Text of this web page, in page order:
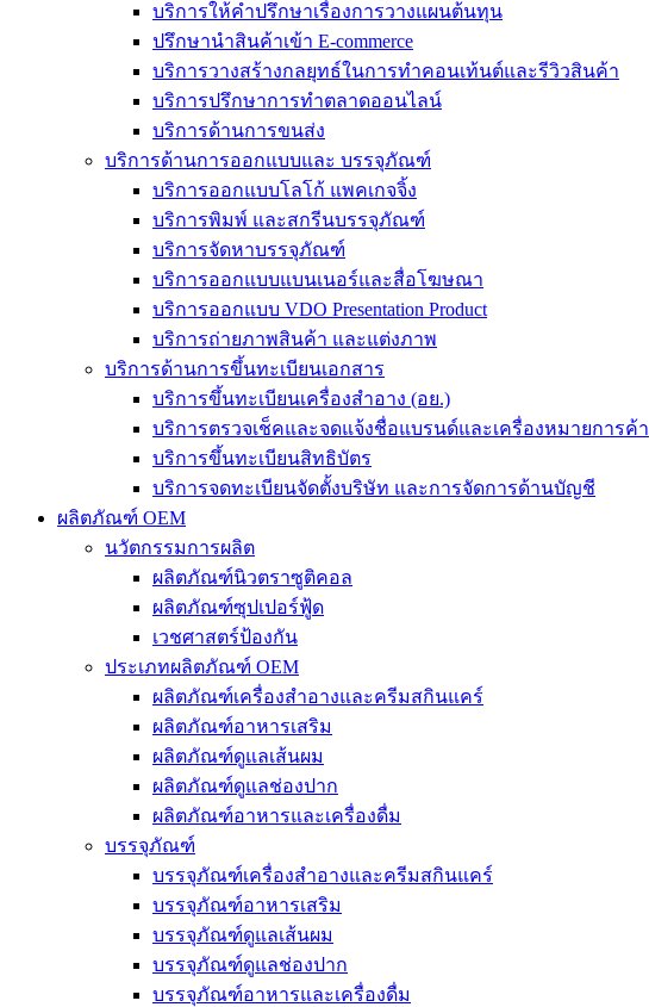
บริการให้คำปรึกษาเรื่องการวางแผนต้นทุน
ปรึกษานำสินค้าเข้า E-commerce
บริการวางสร้างกลยุทธ์ในการทำคอนเท้นต์และรีวิวสินค้า
บริการปรึกษาการทำตลาดออนไลน์
บริการด้านการขนส่ง
บริการด้านการออกแบบและ บรรจุภัณฑ์
บริการออกแบบโลโก้ แพคเกจจิ้ง
บริการพิมพ์ และสกรีนบรรจุภัณฑ์
บริการจัดหาบรรจุภัณฑ์
บริการออกแบบแบนเนอร์และสื่อโฆษณา
บริการออกแบบ VDO Presentation Product
บริการถ่ายภาพสินค้า และแต่งภาพ
บริการด้านการขึ้นทะเบียนเอกสาร
บริการขึ้นทะเบียนเครื่องสำอาง (อย.)
บริการตรวจเช็คและจดแจ้งชื่อแบรนด์และเครื่องหมายการค้า
บริการขึ้นทะเบียนสิทธิบัตร
บริการจดทะเบียนจัดตั้งบริษัท และการจัดการด้านบัญชี
ผลิตภัณฑ์ OEM
นวัตกรรมการผลิต
ผลิตภัณฑ์นิวตราซูติคอล
ผลิตภัณฑ์ซุปเปอร์ฟู้ด
เวชศาสตร์ป้องกัน
ประเภทผลิตภัณฑ์ OEM
ผลิตภัณฑ์เครื่องสำอางและครีมสกินแคร์
ผลิตภัณฑ์อาหารเสริม
ผลิตภัณฑ์ดูแลเส้นผม
ผลิตภัณฑ์ดูแลช่องปาก
ผลิตภัณฑ์อาหารและเครื่องดื่ม
บรรจุภัณฑ์
บรรจุภัณฑ์เครื่องสำอางและครีมสกินแคร์
บรรจุภัณฑ์อาหารเสริม
บรรจุภัณฑ์ดูแลเส้นผม
บรรจุภัณฑ์ดูแลช่องปาก
บรรจุภัณฑ์อาหารและเครื่องดื่ม